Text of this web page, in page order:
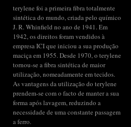
terylene foi a primeira fibra totalmente
sintética do mundo, criada pelo químico
J. R. Whinfield no ano de 1941. Em
1942, os direitos foram vendidos à
empresa ICI que iniciou a sua produção
maciça em 1955. Desde 1970, o terylene
tornou-se a fibra sintética de maior
utilização, nomeadamente em tecidos.
As vantagens da utilização do terylene
prendem-se com o facto de manter a sua
forma após lavagem, reduzindo a
necessidade de uma constante passagem
a ferro.